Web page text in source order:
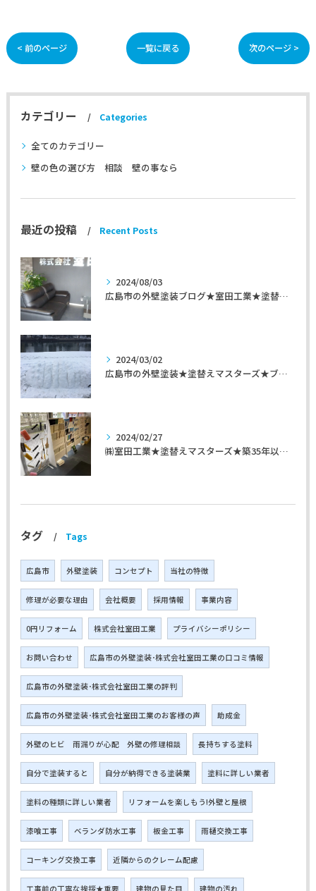
< 前のページ 一覧に戻る 次のページ >
カテゴリー Categories
全てのカテゴリー
壁の色の選び方 相談 壁の事なら
最近の投稿 Recent Posts
2024/08/03
広島市の外壁塗装ブログ★室田工業★塗替えマスターズ★外壁リフォーム
2024/03/02
広島市の外壁塗装★塗替えマスターズ★ブログ「初めて家を手入れするのに」
2024/02/27
㈱室田工業★塗替えマスターズ★築35年以上のお宅の施工事例
タグ Tags
広島市 外壁塗装 コンセプト 当社の特徴
修理が必要な理由 会社概要 採用情報 事業内容
0円リフォーム 株式会社室田工業 プライバシーポリシー
お問い合わせ 広島市の外壁塗装･株式会社室田工業の口コミ情報
広島市の外壁塗装･株式会社室田工業の評判
広島市の外壁塗装･株式会社室田工業のお客様の声 助成金
外壁のヒビ 雨漏りが心配 外壁の修理相談 長持ちする塗料
自分で塗装すると 自分が納得できる塗装業 塗料に詳しい業者
塗料の種類に詳しい業者 リフォームを楽しもう!外壁と屋根
漆喰工事 ベランダ防水工事 板金工事 雨樋交換工事
コーキング交換工事 近隣からのクレーム配慮
工事前の丁寧な挨拶★重要 建物の見た目 建物の汚れ